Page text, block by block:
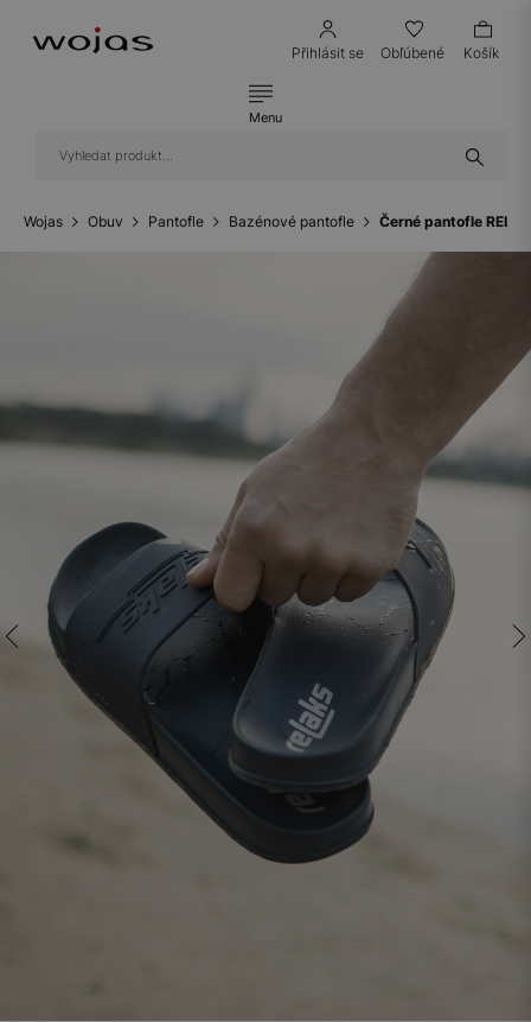
Přihlásit se Obľúbené Košík
Menu
Wojas Obuv Pantofle Bazénové pantofle Černé pantofle